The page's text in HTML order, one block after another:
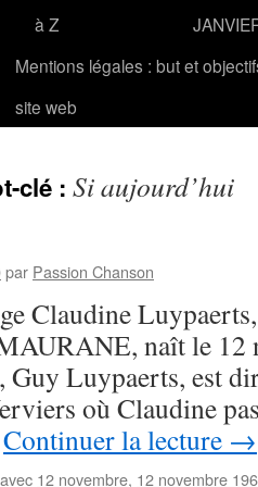
à Z
Mentions légales : but et
site web
clé : Si aujourd’hui
par Passion Chanson
Claudine
naît le 12
Guy Luypaerts, est
où Claudine
Continuer la lecture →
12 novembre, 12 novembre